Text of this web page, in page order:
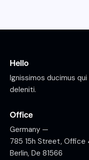
Hello
Ignissimos ducimus
deleniti.
Office
Germany —
785 15h Street, Office
Berlin, De 81566